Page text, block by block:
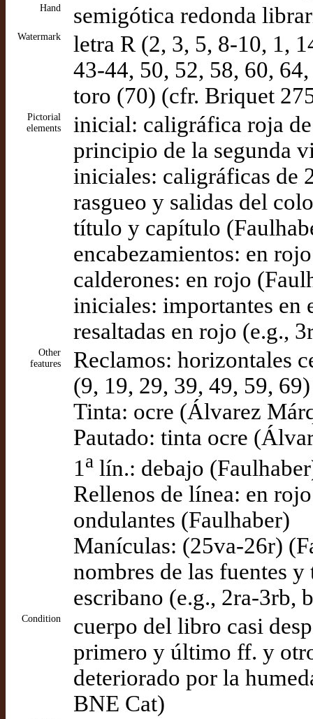
Hand semigótica redonda
Watermark
letra R (2, 3, 5, 8-10, 1,
43-44, 50, 52, 58, 60,
toro (70) (cfr. Briquet
Pictorial
elements
inicial: caligráfica roja
principio de la segunda
iniciales: caligráficas de
rasgueo y salidas del
título y capítulo
encabezamientos: en
calderones: en rojo
iniciales: importantes en
resaltadas en rojo (e.g.,
Other
features
Reclamos: horizontales
(9, 19, 29, 39, 49, 59,
Tinta: ocre (Álvarez
Pautado: tinta ocre
1 a lín.: debajo
Rellenos de línea: en
ondulantes (Faulhaber)
Manículas: (25va-26r)
nombres de las fuentes
escribano (e.g., 2ra-3rb,
Condition
cuerpo del libro casi
primero y último ff. y
deteriorado por la
BNE Cat)